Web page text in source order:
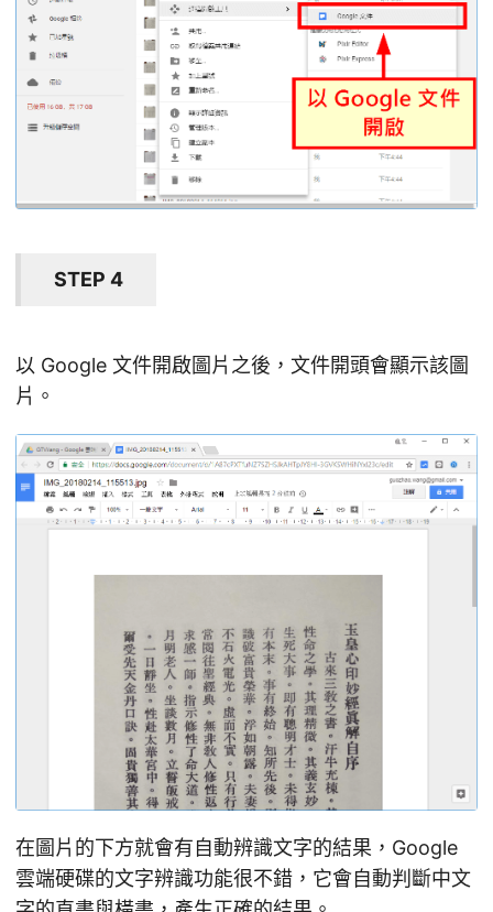
STEP 4
以 Google 文件開啟圖片之後，文件開頭會顯示該圖
片。
在圖片的下方就會有自動辨識文字的結果，Google
雲端硬碟的文字辨識功能很不錯，它會自動判斷中文